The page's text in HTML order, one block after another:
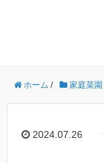
ホーム / 家庭菜園
2024.07.26